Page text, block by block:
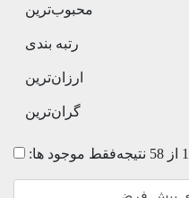
محبوب‌ترین
رتبه بندی
ارزان‌ترین
گران‌ترین
فقط موجود ها: